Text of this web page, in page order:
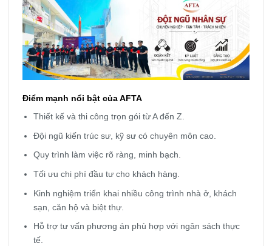
Điểm mạnh nổi bật của AFTA
Thiết kế và thi công trọn gói từ A đến Z.
Đội ngũ kiến trúc sư, kỹ sư có chuyên môn cao.
Quy trình làm việc rõ ràng, minh bạch.
Tối ưu chi phí đầu tư cho khách hàng.
Kinh nghiệm triển khai nhiều công trình nhà ở, khách
sạn, căn hộ và biệt thự.
Hỗ trợ tư vấn phương án phù hợp với ngân sách thực
tế.